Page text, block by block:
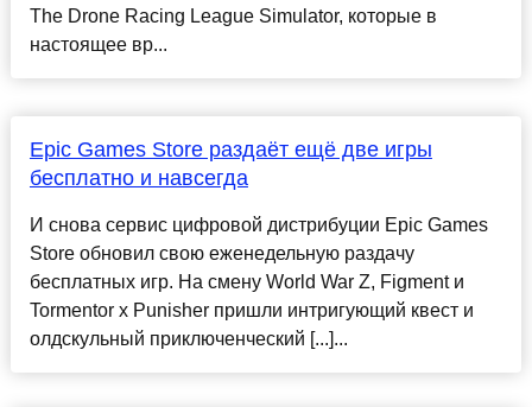
The Drone Racing League Simulator, которые в
настоящее вр...
Epic Games Store раздаёт ещё две игры
бесплатно и навсегда
И снова сервис цифровой дистрибуции Epic Games
Store обновил свою еженедельную раздачу
бесплатных игр. На смену World War Z, Figment и
Tormentor x Punisher пришли интригующий квест и
олдскульный приключенческий [...]...